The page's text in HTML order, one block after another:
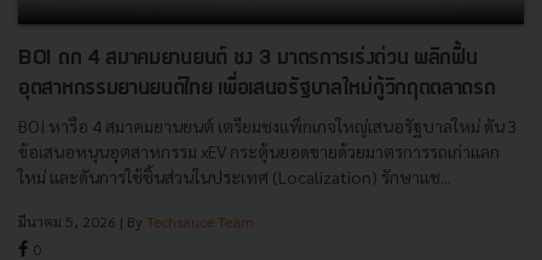
BOI ถก 4 สมาคมยานยนต์ ชง 3 มาตรการเร่งด่วน พลิกฟื้น
อุตสาหกรรมยานยนต์ไทย เพื่อเสนอรัฐบาลใหม่กู้วิกฤตตลาดรถ
BOI หารือ 4 สมาคมยานยนต์ เตรียมชงแพ็กเกจใหญ่เสนอรัฐบาลใหม่ ดัน 3
ข้อเสนอหนุนอุตสาหกรรม xEV กระตุ้นยอดขายด้วยมาตรการรถเก่าแลก
ใหม่ และดันการใช้ชิ้นส่วนในประเทศ (Localization) รักษาแช...
มีนาคม 5, 2026 | By Techsauce Team
0